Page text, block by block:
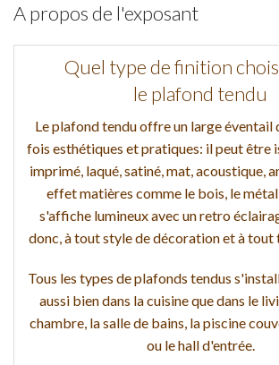
A propos de l'exposant
Quel type de finition
le plafond tendu
Le plafond tendu offre un large éventail
fois esthétiques et pratiques: il peut être
imprimé, laqué, satiné, mat, acoustique,
effet matières comme le bois, le
s'affiche lumineux avec un retro
donc, à tout style de décoration et à tout
Tous les types de plafonds tendus
aussi bien dans la cuisine que dans le
chambre, la salle de bains, la piscine
ou le hall d'entrée.